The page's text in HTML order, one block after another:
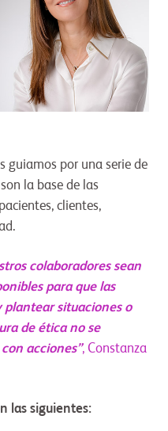
guiamos por una serie de
la base de las
clientes,
colaboradores sean
para que las
plantear situaciones o
de ética no se
acciones”, Constanza
las siguientes: